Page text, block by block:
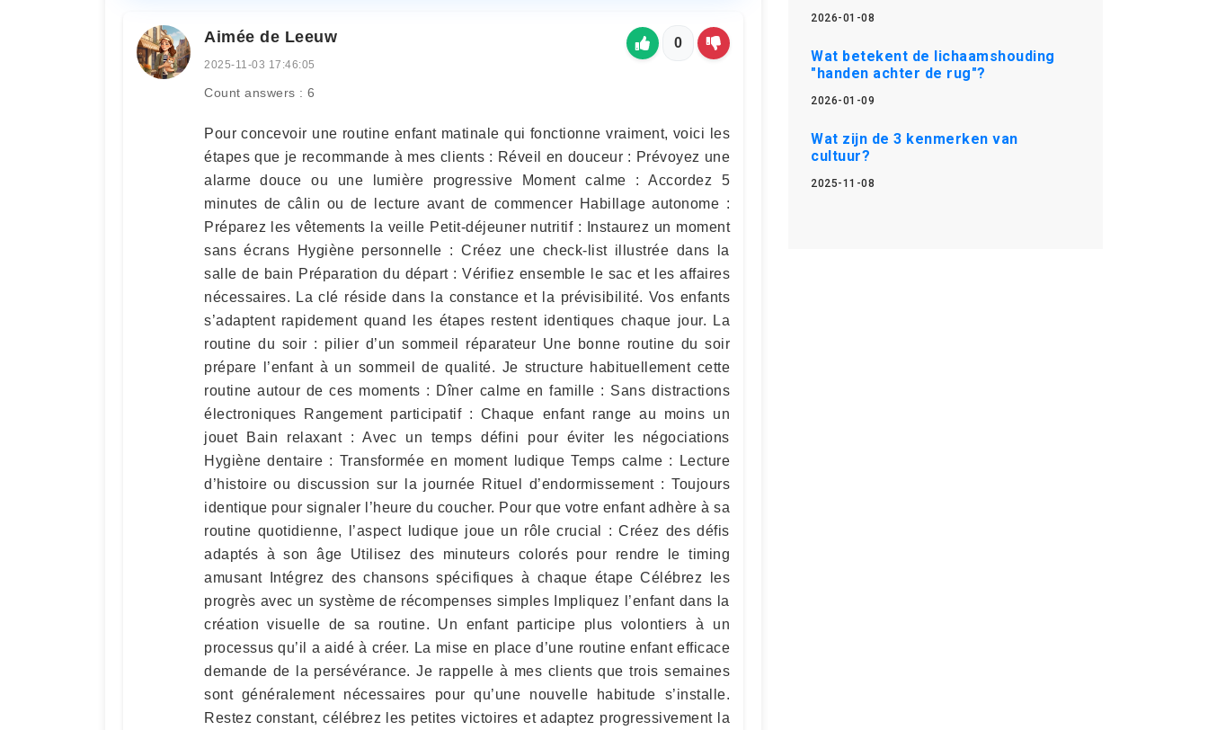
Aimée de Leeuw
2025-11-03 17:46:05
Count answers : 6
0
Pour concevoir une routine enfant matinale qui fonctionne vraiment, voici les
étapes que je recommande à mes clients : Réveil en douceur : Prévoyez une
alarme douce ou une lumière progressive Moment calme : Accordez 5
minutes de câlin ou de lecture avant de commencer Habillage autonome :
Préparez les vêtements la veille Petit-déjeuner nutritif : Instaurez un moment
sans écrans Hygiène personnelle : Créez une check-list illustrée dans la
salle de bain Préparation du départ : Vérifiez ensemble le sac et les affaires
nécessaires. La clé réside dans la constance et la prévisibilité. Vos enfants
s’adaptent rapidement quand les étapes restent identiques chaque jour. La
routine du soir : pilier d’un sommeil réparateur Une bonne routine du soir
prépare l’enfant à un sommeil de qualité. Je structure habituellement cette
routine autour de ces moments : Dîner calme en famille : Sans distractions
électroniques Rangement participatif : Chaque enfant range au moins un
jouet Bain relaxant : Avec un temps défini pour éviter les négociations
Hygiène dentaire : Transformée en moment ludique Temps calme : Lecture
d’histoire ou discussion sur la journée Rituel d’endormissement : Toujours
identique pour signaler l’heure du coucher. Pour que votre enfant adhère à sa
routine quotidienne, l’aspect ludique joue un rôle crucial : Créez des défis
adaptés à son âge Utilisez des minuteurs colorés pour rendre le timing
amusant Intégrez des chansons spécifiques à chaque étape Célébrez les
progrès avec un système de récompenses simples Impliquez l’enfant dans la
création visuelle de sa routine. Un enfant participe plus volontiers à un
processus qu’il a aidé à créer. La mise en place d’une routine enfant efficace
demande de la persévérance. Je rappelle à mes clients que trois semaines
sont généralement nécessaires pour qu’une nouvelle habitude s’installe.
Restez constant, célébrez les petites victoires et adaptez progressivement la
2026-01-08
Wat betekent de lichaamshouding
"handen achter de rug"?
2026-01-09
Wat zijn de 3 kenmerken van
cultuur?
2025-11-08